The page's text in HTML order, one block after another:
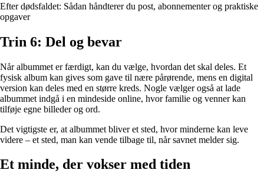
Efter dødsfaldet: Sådan håndterer du post, abonnementer og praktiske
opgaver
Trin 6: Del og bevar
Når albummet er færdigt, kan du vælge, hvordan det skal deles. Et
fysisk album kan gives som gave til nære pårørende, mens en digital
version kan deles med en større kreds. Nogle vælger også at lade
albummet indgå i en mindeside online, hvor familie og venner kan
tilføje egne billeder og ord.
Det vigtigste er, at albummet bliver et sted, hvor minderne kan leve
videre – et sted, man kan vende tilbage til, når savnet melder sig.
Et minde, der vokser med tiden